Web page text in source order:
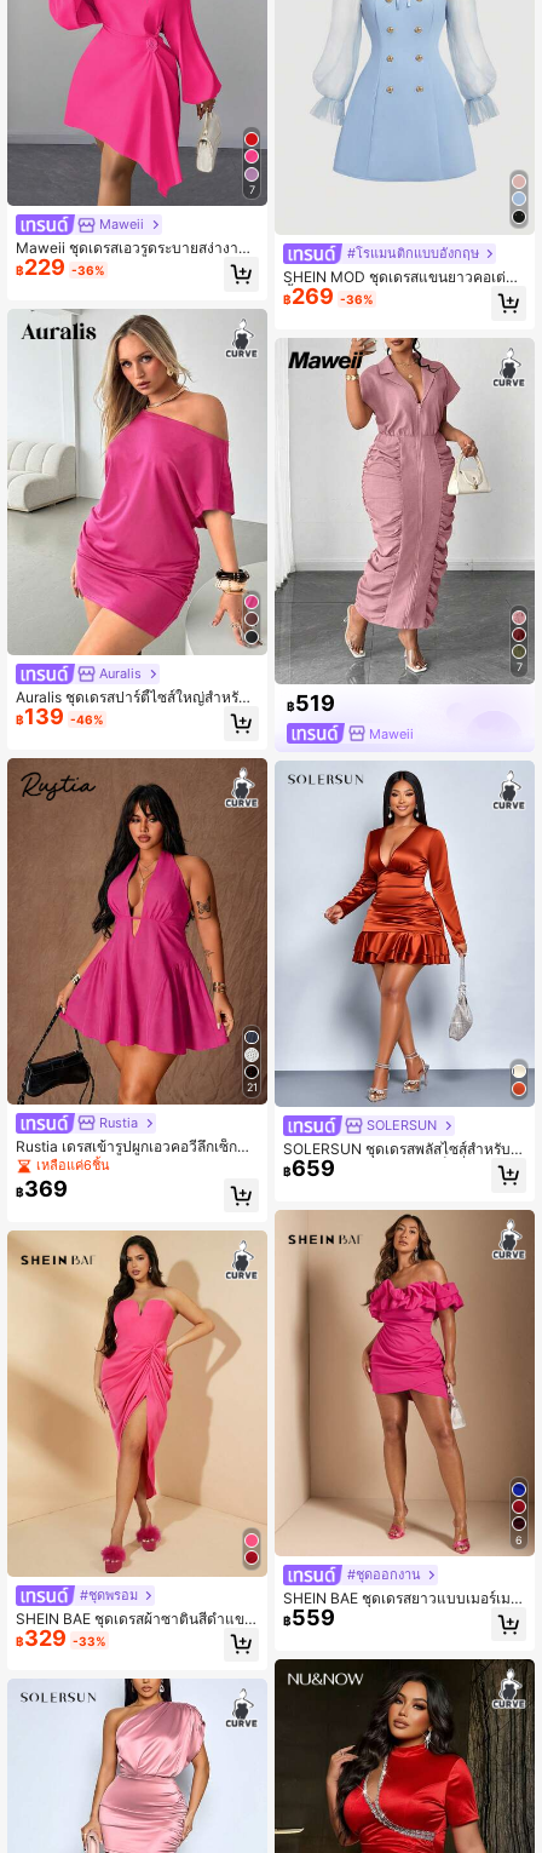
7
Maweii
Maweii ชุดเดรสเอวรูดระบายสง่างามพ
ร้อมชายกระโปรงอสมมาตร, แขนพองแ
ละตกแต่งดอกไม้กุหลาบ, ดีไซน์เรียบง่า
ใหญ่พิเศษ
฿229 -36%
Auralis
Auralis ชุดเดรสปาร์ตี้ไซส์ใหญ่สำหรับผู้
หญิง, ชุดเดรสลำลองสีดำ, ชุดเดรสเปิดไ
หล่, ชุดเดรสไหล่เดียว, ชุดเดรสฤดูใบไม้
ดรสเปิดไหล่, ชุดเดรสสั้นสีดำ, ชุดเดรส
สำหรับออกงาน
฿139 -46%
21
Rustia
Rustia เดรสเข้ารูปผูกเอวคอวีลึกเซ็กซี่มี
สไตล์ไซส์ใหญ่
เหลือแค่6ชิ้น
฿369
#ชุดพรอม
SHEIN BAE ชุดเดรสผ้าซาตินสีดำแขน
กุด คอวี ระบายยาวแต่งแหวกสูง เหมาะ
สำหรับงานเลี้ยงอย่างเป็นทางการ ขนา
฿329 -33%
#โรแมนติกแบบอังกฤษ
SHEIN MOD ชุดเดรสแขนยาวคอเต่าสี
น้ำเงินแบบผูกคอ ผ้ามุ้งคอนทราสต์ แข
นระบาย ไซส์ใหญ่สำหรับสตรี, ชุดเดรส
กลับไปโรงเรียน
฿269 -36%
7
฿519
Maweii
SOLERSUN
SOLERSUN ชุดเดรสพลัสไซส์สำหรับฤ
ดูใบไม้ร่วงและฤดูหนาว เซ็กซี่ แขนยาว
คอวี กระเป๋าคาดเอว ผ้าซาตินสีส้มระบ
อลลี่, มินิเดรส, ชุดเดรสเซ็กซี่, ชุดเดรสห
รูหรา, คริสต์มาส
฿659
6
#ชุดออกงาน
SHEIN BAE ชุดเดรสยาวแบบเมอร์เมด
สีแดงกุหลาบหรูหราสำหรับผู้หญิงไซส์พ
ลัส คอพองไหล่เดียวเอวโปร่ง สำหรับงา
฿559